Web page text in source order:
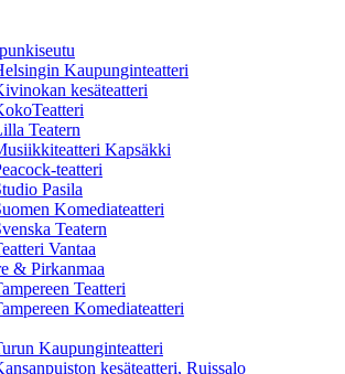
Kaupunginteatteri
kesäteatteri
Teatern
Kapsäkki
teatteri
Pasila
Komediateatteri
Teatern
Vantaa
& Pirkanmaa
Teatteri
Komediateatteri
Kaupunginteatteri
kesäteatteri, Ruissalo